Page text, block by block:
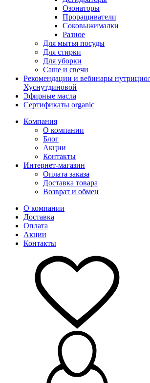
Озонаторы
Проращиватели
Соковыжималки
Разное
Для мытья посуды
Для стирки
Для уборки
Саше и свечи
Рекомендации и вебинары
Хуснутдиновой
Эфирные масла
Сертификаты organic
Компания
О компании
Блог
Акции
Контакты
Интернет-магазин
Оплата заказа
Доставка товара
Возврат и обмен
О компании
Доставка
Оплата
Акции
Контакты